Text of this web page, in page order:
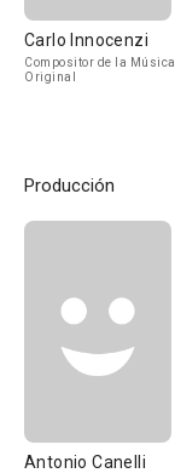
Carlo Innocenzi
Compositor de la Música
Original
Producción
Antonio Canelli